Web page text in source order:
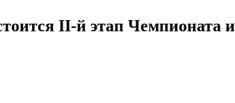
II-й этап